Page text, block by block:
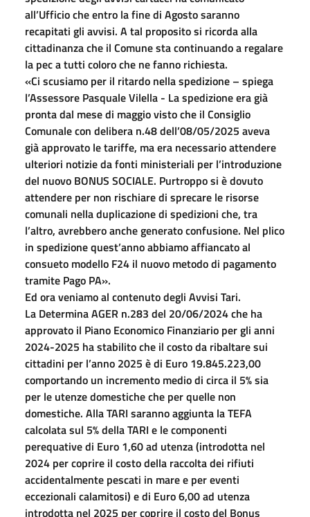
all’Ufficio che entro la fine di Agosto saranno
recapitati gli avvisi. A tal proposito si ricorda alla
cittadinanza che il Comune sta continuando a regalare
la pec a tutti coloro che ne fanno richiesta.
«Ci scusiamo per il ritardo nella spedizione – spiega
l’Assessore Pasquale Vilella - La spedizione era già
pronta dal mese di maggio visto che il Consiglio
Comunale con delibera n.48 dell’08/05/2025 aveva
già approvato le tariffe, ma era necessario attendere
ulteriori notizie da fonti ministeriali per l’introduzione
del nuovo BONUS SOCIALE. Purtroppo si è dovuto
attendere per non rischiare di sprecare le risorse
comunali nella duplicazione di spedizioni che, tra
l’altro, avrebbero anche generato confusione. Nel plico
in spedizione quest’anno abbiamo affiancato al
consueto modello F24 il nuovo metodo di pagamento
tramite Pago PA».
Ed ora veniamo al contenuto degli Avvisi Tari.
La Determina AGER n.283 del 20/06/2024 che ha
approvato il Piano Economico Finanziario per gli anni
2024-2025 ha stabilito che il costo da ribaltare sui
cittadini per l’anno 2025 è di Euro 19.845.223,00
comportando un incremento medio di circa il 5% sia
per le utenze domestiche che per quelle non
domestiche. Alla TARI saranno aggiunta la TEFA
calcolata sul 5% della TARI e le componenti
perequative di Euro 1,60 ad utenza (introdotta nel
2024 per coprire il costo della raccolta dei rifiuti
accidentalmente pescati in mare e per eventi
eccezionali calamitosi) e di Euro 6,00 ad utenza
introdotta nel 2025 per coprire il costo del Bonus